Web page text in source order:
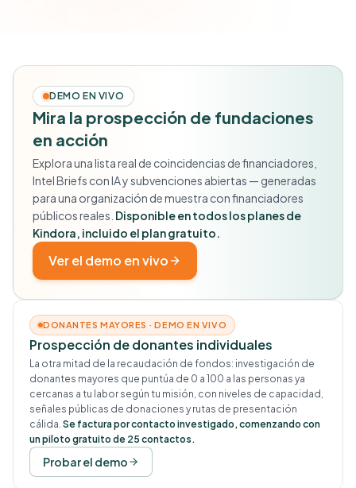
DEMO EN VIVO
Mira la prospección de fundaciones
en acción
Explora una lista real de coincidencias de financiadores,
Intel Briefs con IA y subvenciones abiertas — generadas
para una organización de muestra con financiadores
públicos reales. Disponible en todos los planes de
Kindora, incluido el plan gratuito.
Ver el demo en vivo
DONANTES MAYORES · DEMO EN VIVO
Prospección de donantes individuales
La otra mitad de la recaudación de fondos: investigación de
donantes mayores que puntúa de 0 a 100 a las personas ya
cercanas a tu labor según tu misión, con niveles de capacidad,
señales públicas de donaciones y rutas de presentación
cálida. Se factura por contacto investigado, comenzando con
un piloto gratuito de 25 contactos.
Probar el demo